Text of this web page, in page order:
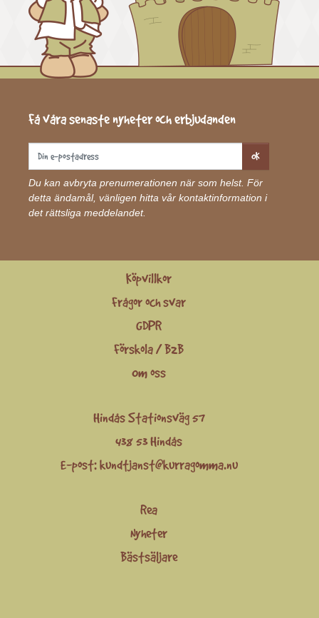
Få våra senaste nyheter och erbjudanden
OK
Du kan avbryta prenumerationen när som helst. För
detta ändamål, vänligen hitta vår kontaktinformation i
det rättsliga meddelandet.
Köpvillkor
Frågor och svar
GDPR
Förskola / B2B
Om oss
Hindås Stationsväg 57
438 53 Hindås
E-post:kundtjanst@kurragomma.nu
Rea
Nyheter
Bästsäljare